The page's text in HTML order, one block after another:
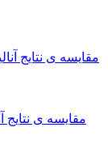
مقایسه ی‌ نتایج